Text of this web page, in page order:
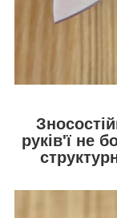
руків'ї не